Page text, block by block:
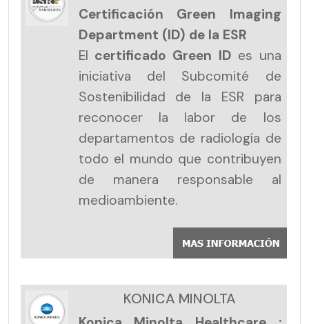
Certificación Green Imaging
Department (ID) de la ESR
El certificado Green ID es una
iniciativa del Subcomité de
Sostenibilidad de la ESR para
reconocer la labor de los
departamentos de radiología de
todo el mundo que contribuyen
de manera responsable al
medioambiente.
KONICA MINOLTA